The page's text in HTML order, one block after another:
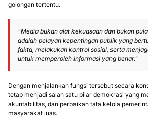
golongan tertentu.
"Media bukan alat kekuasaan dan bukan
adalah pelayan kepentingan publik yang
fakta, melakukan kontrol sosial, serta
untuk memperoleh informasi yang benar."
Dengan menjalankan fungsi tersebut secara
tetap menjadi salah satu pilar demokrasi yang
akuntabilitas, dan perbaikan tata kelola
masyarakat luas.